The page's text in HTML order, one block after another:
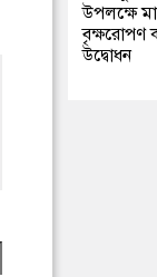
উপলক্ষে
বৃক্ষরোপণ
উদ্বোধন